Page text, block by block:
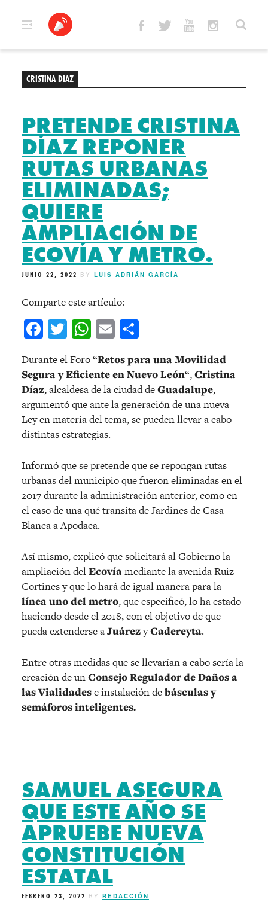
CRISTINA DIAZ
PRETENDE CRISTINA
DÍAZ REPONER
RUTAS URBANAS
ELIMINADAS;
QUIERE
AMPLIACIÓN DE
ECOVÍA Y METRO.
JUNIO 22, 2022 BY LUIS ADRIÁN GARCÍA
Comparte este artículo:
Facebook
Twitter
WhatsApp
Email
Durante el Foro “Retos para una Movilidad
Segura y Eficiente en Nuevo León“,Cristina
Díaz, alcaldesa de la ciudad deGuadalupe,
argumentó que ante la generación de una nueva
Ley en materia del tema, se pueden llevar a cabo
distintas estrategias.
Informó que se pretende que se repongan rutas
urbanas del municipio que fueron eliminadas en el
2017 durante la administración anterior, como en
el caso de una qué transita de Jardines de Casa
Blanca a Apodaca.
Así mismo, explicó que solicitará al Gobierno la
ampliación delEcovíamediante la avenida Ruiz
Cortines y que lo hará de igual manera para la
línea uno del metro, que especificó, lo ha estado
haciendo desde el 2018, con el objetivo de que
pueda extenderse aJuárezyCadereyta.
Entre otras medidas que se llevarían a cabo sería la
creación de unConsejo Regulador de Daños a
las Vialidadese instalación debásculas y
semáforos inteligentes.
SAMUEL ASEGURA
QUE ESTE AÑO SE
APRUEBE NUEVA
CONSTITUCIÓN
ESTATAL
FEBRERO 23, 2022 BY REDACCIÓN